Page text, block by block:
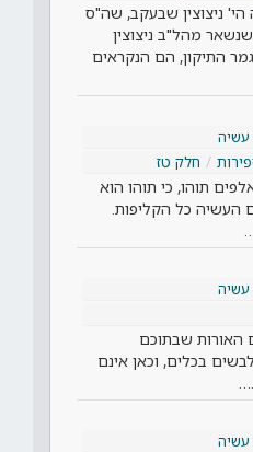
הי' ניצוצין שבעקב, שה"ס
מהל"ב ניצוצין
התיקון, הם הנקראים
עשיה
חלק טז
תוהו, כי תוהו הוא
העשיה כל הקליפות.
עשיה
האורות שבתוכם
בכלים, וכאן אינם
עשיה